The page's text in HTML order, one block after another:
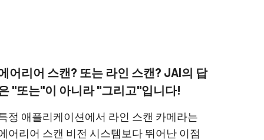
어리어 스캔? 또는 라인 스캔? JAI의 답
"또는"이 아니라 "그리고"입니다!
정 애플리케이션에서 라인 스캔 카메라는
어리어 스캔 비전 시스템보다 뛰어난 이점